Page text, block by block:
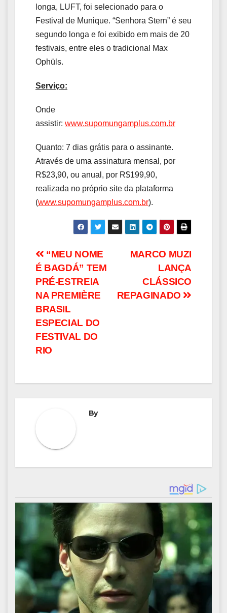
longa, LUFT, foi selecionado para o
Festival de Munique. “Senhora Stern” é seu
segundo longa e foi exibido em mais de 20
festivais, entre eles o tradicional Max
Ophüls.
Serviço:
Onde
assistir: www.supomungamplus.com.br
Quanto: 7 dias grátis para o assinante.
Através de uma assinatura mensal, por
R$23,90, ou anual, por R$199,90,
realizada no próprio site da plataforma
(www.supomungamplus.com.br).
Navegação
de
Post
MARCO MUZI
LANÇA
CLÁSSICO
REPAGINADO
“MEU NOME
É BAGDÁ” TEM
PRÉ-ESTREIA
NA PREMIÈRE
BRASIL
ESPECIAL DO
FESTIVAL DO
RIO
By